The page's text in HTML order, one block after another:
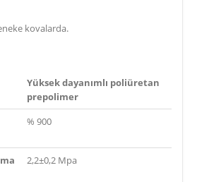
kovalarda.
Yüksek dayanımlı poliüretan
prepolimer
% 900
2,2±0,2 Mpa